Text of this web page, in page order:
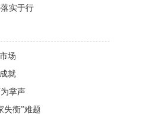
实于行
场
就
掌声
失衡”难题